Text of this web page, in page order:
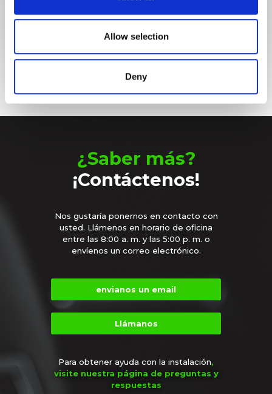
our social media, advertising and analytics partners who
may combine it with other information that you’ve
provided to them or that they’ve collected from your use
Allow selection
Deny
¿Saber más?
¡Contáctenos!
Nos gustaría ponernos en contacto con
usted. Llámenos en horario de oficina
entre las 8:00 a. m. y las 5:00 p. m. o
envíenos un correo electrónico.
envianos un email
Llámanos
Para obtener ayuda con la instalación,
visite nuestra página de preguntas y
respuestas